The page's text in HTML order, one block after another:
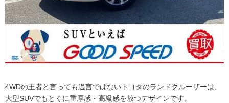
4WDの王者と言っても過言ではないトヨタのランドクルーザーは、
大型SUVでもとくに重厚感・高級感を放つデザインです。